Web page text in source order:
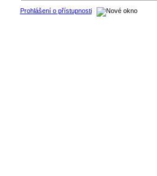
Prohlášení o přístupnosti